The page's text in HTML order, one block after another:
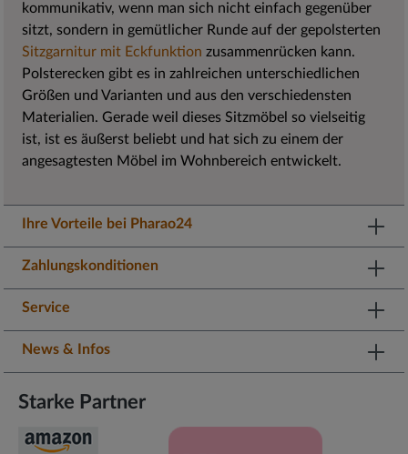
kommunikativ, wenn man sich nicht einfach gegenüber
sitzt, sondern in gemütlicher Runde auf der gepolsterten
Sitzgarnitur mit Eckfunktion zusammenrücken kann.
Polsterecken gibt es in zahlreichen unterschiedlichen
Größen und Varianten und aus den verschiedensten
Materialien. Gerade weil dieses Sitzmöbel so vielseitig
ist, ist es äußerst beliebt und hat sich zu einem der
angesagtesten Möbel im Wohnbereich entwickelt.
Ihre Vorteile bei Pharao24
Zahlungskonditionen
Service
News & Infos
Starke Partner